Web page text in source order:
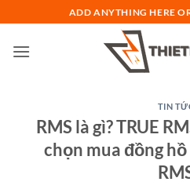
qua
nội
ADD ANYTHING HERE
TIN
RMS là gì? TRUE
chọn mua đồng